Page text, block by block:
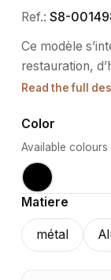
Ref.: S8-
Ce modèle
restauration,
une base
pour les
événementiel,
des plateaux
protégés. Il
cafés, hôtels
permet une
conservant une
Read the full
Color
Available colours
Matiere
métal